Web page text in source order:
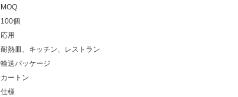
MOQ
100個
応用
耐熱皿、キッチン、レストラン
輸送パッケージ
カートン
仕様